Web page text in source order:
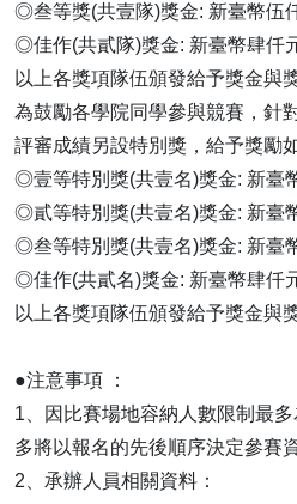
◎叁等獎(共壹隊)獎金: 新臺幣伍
◎佳作(共貳隊)獎金: 新臺幣肆仟
以上各獎項隊伍頒發給予獎金與
為鼓勵各學院同學參與競賽，針
評審成績另設特別獎，給予獎勵
◎壹等特別獎(共壹名)獎金: 新臺
◎貳等特別獎(共壹名)獎金: 新臺
◎叁等特別獎(共壹名)獎金: 新臺
◎佳作(共貳名)獎金: 新臺幣肆仟
以上各獎項隊伍頒發給予獎金與
​​​​​​​●注意事項 ：
1、因比賽場地容納人數限制最
多將以報名的先後順序決定參賽資
​​​​​​​2、承辦人員相關資料：